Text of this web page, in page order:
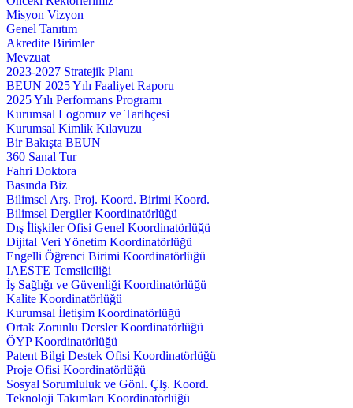
Misyon Vizyon
Genel Tanıtım
Akredite Birimler
Mevzuat
2023-2027 Stratejik Planı
BEUN 2025 Yılı Faaliyet Raporu
2025 Yılı Performans Programı
Kurumsal Logomuz ve Tarihçesi
Kurumsal Kimlik Kılavuzu
Bir Bakışta BEUN
360 Sanal Tur
Fahri Doktora
Basında Biz
Bilimsel Arş. Proj. Koord. Birimi Koord.
Bilimsel Dergiler Koordinatörlüğü
Dış İlişkiler Ofisi Genel Koordinatörlüğü
Dijital Veri Yönetim Koordinatörlüğü
Engelli Öğrenci Birimi Koordinatörlüğü
IAESTE Temsilciliği
İş Sağlığı ve Güvenliği Koordinatörlüğü
Kalite Koordinatörlüğü
Kurumsal İletişim Koordinatörlüğü
Ortak Zorunlu Dersler Koordinatörlüğü
ÖYP Koordinatörlüğü
Patent Bilgi Destek Ofisi Koordinatörlüğü
Proje Ofisi Koordinatörlüğü
Sosyal Sorumluluk ve Gönl. Çlş. Koord.
Teknoloji Takımları Koordinatörlüğü